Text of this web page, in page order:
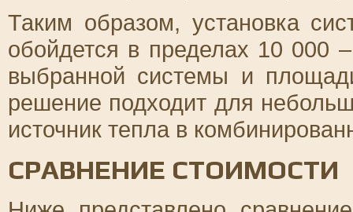
Таким образом, установка
обойдется в пределах 10 000
выбранной системы и
решение подходит для
источник тепла в
СРАВНЕНИЕ СТОИМОСТИ